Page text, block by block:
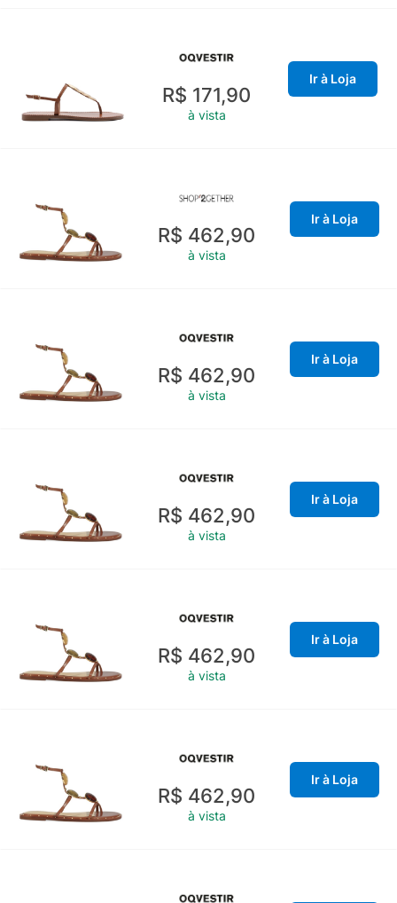
R$ 171,90
à vista
Ir à Loja
R$ 462,90
à vista
Ir à Loja
R$ 462,90
à vista
Ir à Loja
R$ 462,90
à vista
Ir à Loja
R$ 462,90
à vista
Ir à Loja
R$ 462,90
à vista
Ir à Loja